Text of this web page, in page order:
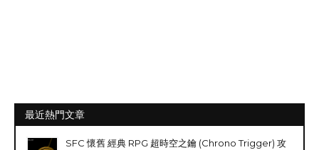
最近熱門文章
SFC 懷舊 經典 RPG 超時空之鑰 (Chrono Trigger) 攻